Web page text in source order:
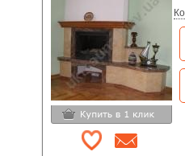
Исполнение: угловой